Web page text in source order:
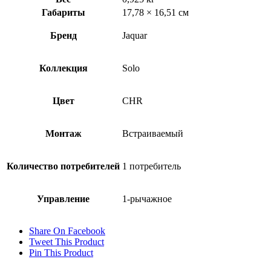
Габариты
17,78 × 16,51 см
Бренд Jaquar
Коллекция Solo
Цвет CHR
Монтаж Встраиваемый
Количество потребителей 1 потребитель
Управление 1-рычажное
Share On Facebook
Tweet This Product
Pin This Product